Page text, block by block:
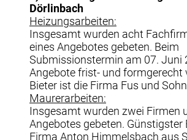
Dörlinbach
Heizungsarbeiten:
Insgesamt wurden acht
eines Angebotes gebeten. Beim
Submissionstermin am 07. Juni
Angebote frist- und formgerecht
Bieter ist die Firma Fus und
Maurerarbeiten:
Insgesamt wurden zwei Firmen
Angebotes gebeten. Günstigster
Firma Anton Himmelsbach aus